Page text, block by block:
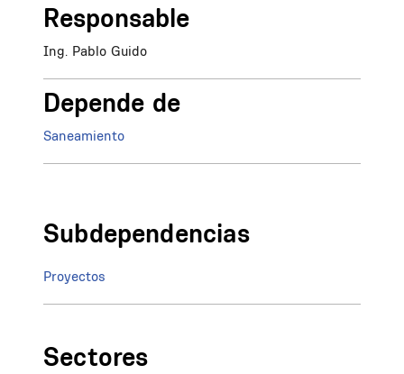
Responsable
Ing. Pablo Guido
Depende de
Saneamiento
Subdependencias
Proyectos
Sectores